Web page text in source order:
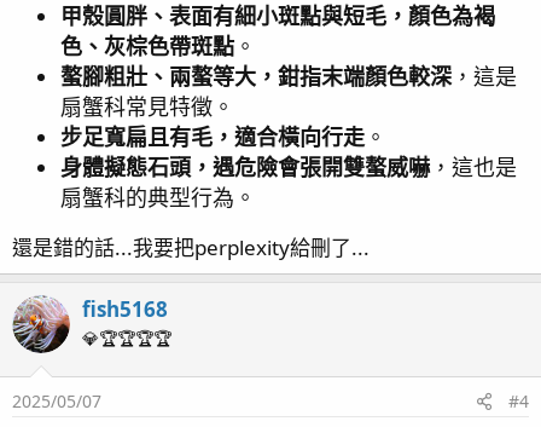
甲殼圓胖、表面有細小斑點與短毛，顏色為褐
色、灰棕色帶斑點 。
螯腳粗壯、兩螯等大，鉗指末端顏色較深，這是
扇蟹科常見特徵。
步足寬扁且有毛，適合橫向行走。
身體擬態石頭，遇危險會張開雙螯威嚇，這也是
扇蟹科的典型行為。
還是錯的話...我要把perplexity給刪了...
fish5168
💎🏆🏆🏆🏆
2025/05/07 #4